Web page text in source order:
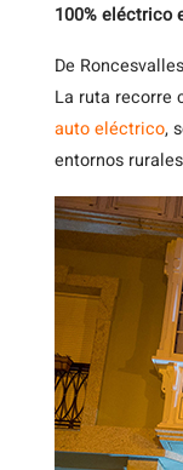
100% eléctrico
De
La ruta recorre
auto eléctrico,
entornos